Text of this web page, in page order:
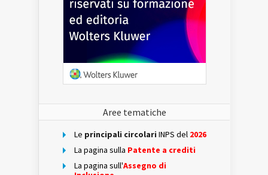
Aree tematiche
Le principali circolari INPS del 2026
La pagina sulla Patente a crediti
La pagina sull'Assegno di